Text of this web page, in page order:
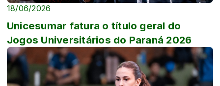
18/06/2026
Unicesumar fatura o título geral do
Jogos Universitários do Paraná 2026